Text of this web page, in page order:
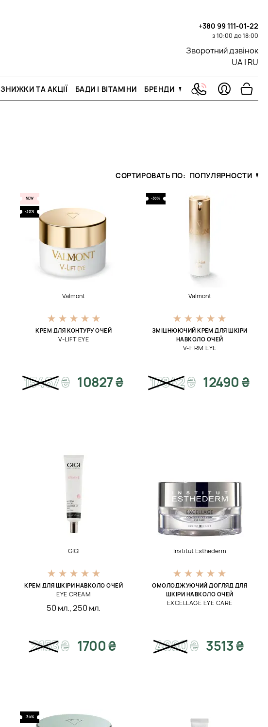
+380 99 111-01-22
з 10:00 до 18:00
Зворотний дзвінок
UA | RU
ЗНИЖКИ ТА АКЦІЇ БАДИ І ВІТАМІНИ БРЕНДИ
СОРТИРОВАТЬ ПО: ПОПУЛЯРНОСТИ
NEW
-30%
Valmont
КРЕМ ДЛЯ КОНТУРУ ОЧЕЙ
V-LIFT EYE
15467₴ 10827 ₴
-30%
Valmont
ЗМІЦНЮЮЧИЙ КРЕМ ДЛЯ ШКІРИ
НАВКОЛО ОЧЕЙ
V-FIRM EYE
17842₴ 12490 ₴
GIGI
КРЕМ ДЛЯ ШКІРИ НАВКОЛО ОЧЕЙ
EYE CREAM
50 мл.,250 мл.
2153₴ 1700 ₴
Institut Esthederm
ОМОЛОДЖУЮЧИЙ ДОГЛЯД ДЛЯ
ШКІРИ НАВКОЛО ОЧЕЙ
EXCELLAGE EYE CARE
4080₴ 3513 ₴
-30%